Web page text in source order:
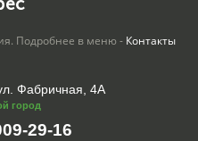
Подробнее в меню - Контакты
Фабричная, 4А
город
29-16